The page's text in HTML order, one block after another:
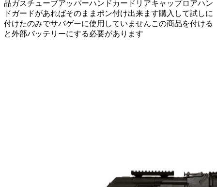
品ガスチューブアッパーハンドカードリアキャップロアハン
ドガードがあればそのままポン付け出来ます購入して試しに
付けたのみでサバゲーに使用していませんこの商品を付ける
と外部バッテリーにする必要があります